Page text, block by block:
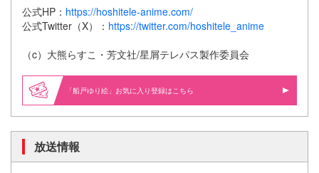
公式HP： https://hoshitele-anime.com/
公式Twitter（X）： https://twitter.com/hoshitele_anime
（c）大熊らすこ・芳文社/星屑テレパス製作委員会
「船戸ゆり絵」お気に入り登録はこちら
放送情報